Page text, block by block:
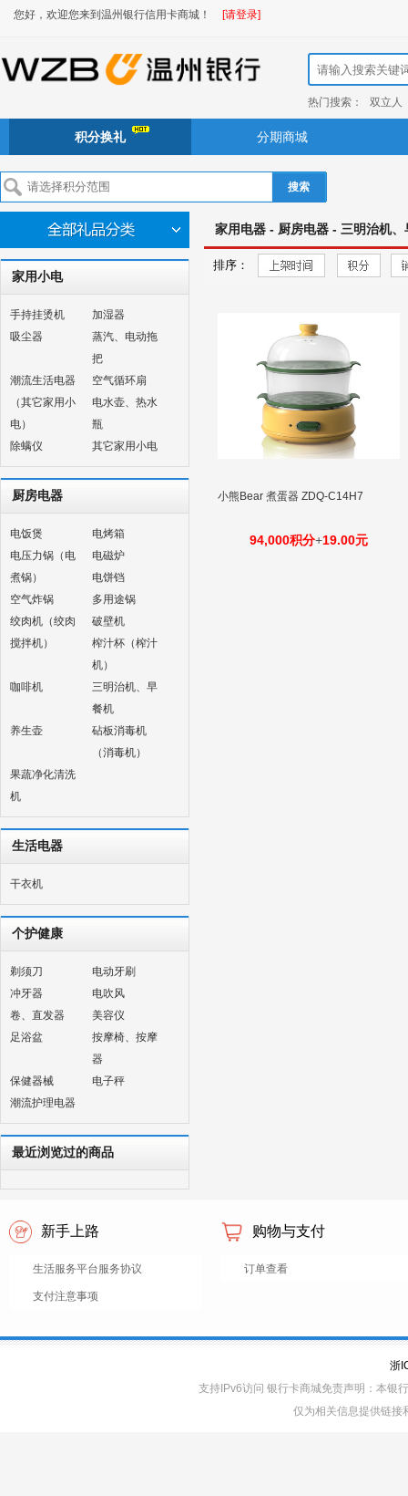
您好，欢迎您来到温州银行信用卡商城！ [请登录]
热门搜索： 双立人
积分换礼 分期商城
搜索
家用小电
手持挂烫机
加湿器
吸尘器
蒸汽、电动拖
把
潮流生活电器
（其它家用小
电）
空气循环扇
电水壶、热水
瓶
除螨仪
其它家用小电
厨房电器
电饭煲
电烤箱
电压力锅（电
煮锅）
电磁炉
电饼铛
空气炸锅
多用途锅
绞肉机（绞肉
搅拌机）
破壁机
榨汁杯（榨汁
机）
咖啡机
三明治机、早
餐机
养生壶
砧板消毒机
（消毒机）
果蔬净化清洗
机
生活电器
干衣机
个护健康
剃须刀
电动牙刷
冲牙器
电吹风
卷、直发器
美容仪
足浴盆
按摩椅、按摩
器
保健器械
电子秤
潮流护理电器
最近浏览过的商品
家用电器 - 厨房电器 - 三明治机、
排序：
小熊Bear 煮蛋器 ZDQ-C14H7
94,000积分+19.00元
新手上路
生活服务平台服务协议
支付注意事项
购物与支付
订单查看
浙
支持IPv6访问 银行卡商城免责声明：本银
仅为相关信息提供链接